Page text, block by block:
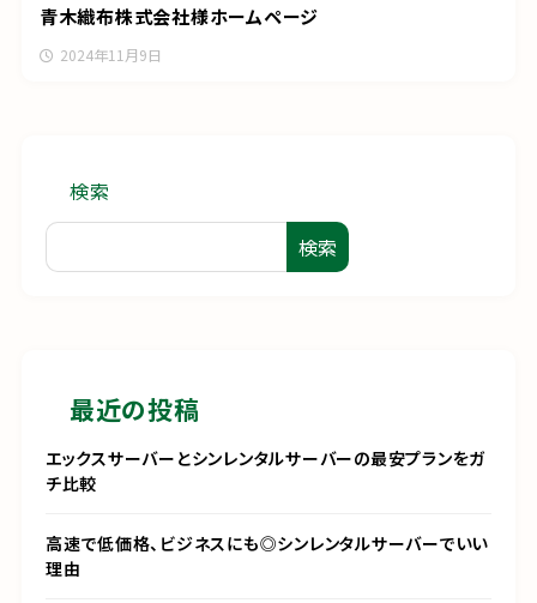
青木織布株式会社様ホームページ
2024年11月9日
検索
検索
最近の投稿
エックスサーバーとシンレンタルサーバーの最安プランをガ
チ比較
高速で低価格、ビジネスにも◎シンレンタルサーバーでいい
理由